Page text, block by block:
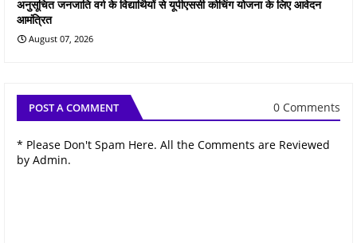
अनुसूचित जनजाति वर्ग के विद्यार्थियों से यूपीएससी कोचिंग योजना के लिए आवेदन
आमंत्रित
August 07, 2026
POST A COMMENT 0 Comments
* Please Don't Spam Here. All the Comments are Reviewed
by Admin.